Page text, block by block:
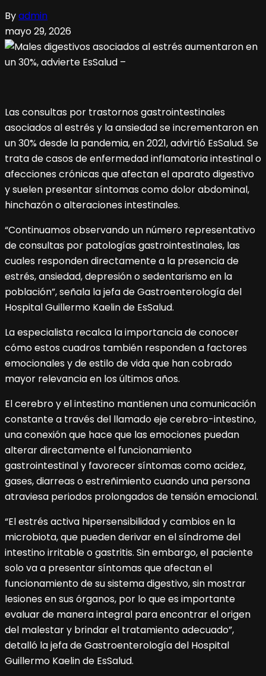
Byadmin
mayo 29, 2026
Las consultas por trastornos gastrointestinales
asociados al estrés y la ansiedad se incrementaron en
un 30% desde la pandemia, en 2021, advirtió EsSalud. Se
trata de casos de enfermedad inflamatoria intestinal o
afecciones crónicas que afectan el aparato digestivo
y suelen presentar síntomas como dolor abdominal,
hinchazón o alteraciones intestinales.
“Continuamos observando un número representativo
de consultas por patologías gastrointestinales, las
cuales responden directamente a la presencia de
estrés, ansiedad, depresión o sedentarismo en la
población”, señala la jefa de Gastroenterología del
Hospital Guillermo Kaelin de EsSalud.
La especialista recalca la importancia de conocer
cómo estos cuadros también responden a factores
emocionales y de estilo de vida que han cobrado
mayor relevancia en los últimos años.
El cerebro y el intestino mantienen una comunicación
constante a través del llamado eje cerebro-intestino,
una conexión que hace que las emociones puedan
alterar directamente el funcionamiento
gastrointestinal y favorecer síntomas como acidez,
gases, diarreas o estreñimiento cuando una persona
atraviesa periodos prolongados de tensión emocional.
“El estrés activa hipersensibilidad y cambios en la
microbiota, que pueden derivar en el síndrome del
intestino irritable o gastritis. Sin embargo, el paciente
solo va a presentar síntomas que afectan el
funcionamiento de su sistema digestivo, sin mostrar
lesiones en sus órganos, por lo que es importante
evaluar de manera integral para encontrar el origen
del malestar y brindar el tratamiento adecuado”,
detalló la jefa de Gastroenterología del Hospital
Guillermo Kaelin de EsSalud.